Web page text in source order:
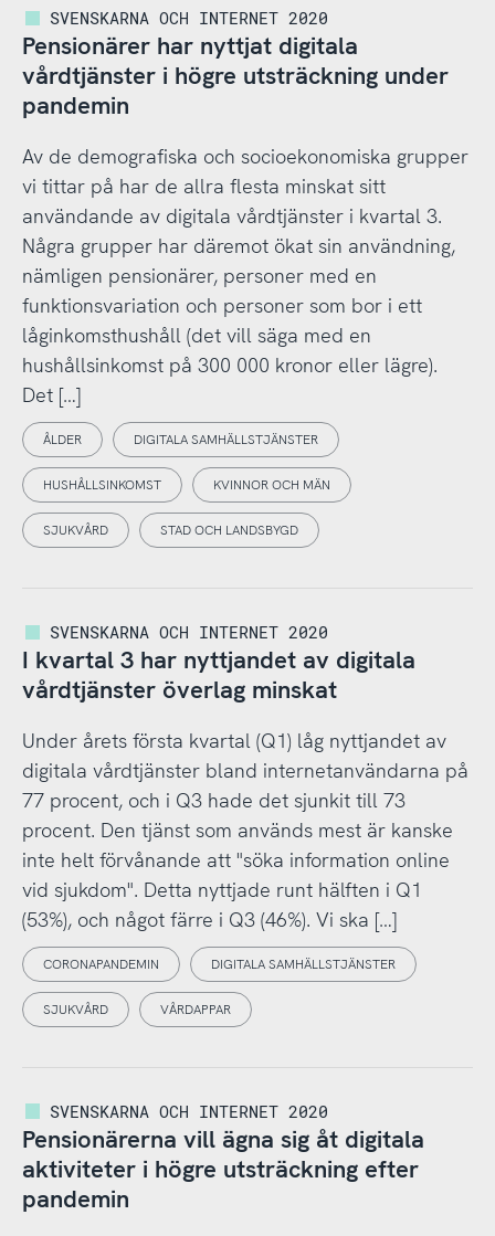
SVENSKARNA OCH INTERNET 2020
Pensionärer har nyttjat digitala
vårdtjänster i högre utsträckning under
pandemin
Av de demografiska och socioekonomiska grupper
vi tittar på har de allra flesta minskat sitt
användande av digitala vårdtjänster i kvartal 3.
Några grupper har däremot ökat sin användning,
nämligen pensionärer, personer med en
funktionsvariation och personer som bor i ett
låginkomsthushåll (det vill säga med en
hushållsinkomst på 300 000 kronor eller lägre).
Det […]
ÅLDER DIGITALA SAMHÄLLSTJÄNSTER
HUSHÅLLSINKOMST KVINNOR OCH MÄN
SJUKVÅRD STAD OCH LANDSBYGD
SVENSKARNA OCH INTERNET 2020
I kvartal 3 har nyttjandet av digitala
vårdtjänster överlag minskat
Under årets första kvartal (Q1) låg nyttjandet av
digitala vårdtjänster bland internetanvändarna på
77 procent, och i Q3 hade det sjunkit till 73
procent. Den tjänst som används mest är kanske
inte helt förvånande att "söka information online
vid sjukdom". Detta nyttjade runt hälften i Q1
(53%), och något färre i Q3 (46%). Vi ska […]
CORONAPANDEMIN DIGITALA SAMHÄLLSTJÄNSTER
SJUKVÅRD VÅRDAPPAR
SVENSKARNA OCH INTERNET 2020
Pensionärerna vill ägna sig åt digitala
aktiviteter i högre utsträckning efter
pandemin